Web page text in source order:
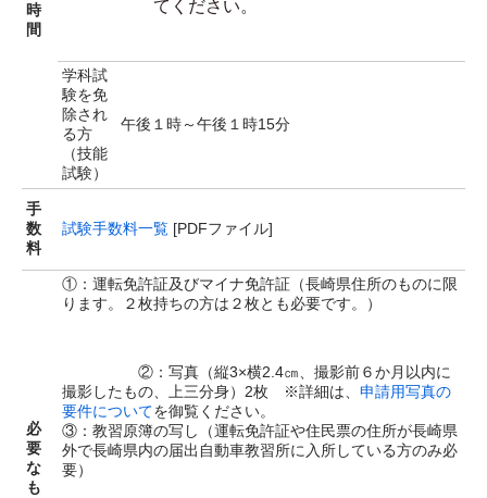
時
間
てください。
学科試
験を免
除され
る方
（技能
試験）
午後１時～午後１時15分
手
数
料
試験手数料一覧 [PDFファイル]
必
要
な
も
①：運転免許証及びマイナ免許証（長崎県住所のものに限
ります。２枚持ちの方は２枚とも必要です。）
②：写真（縦3×横2.4㎝、撮影前６か月以内に
撮影したもの、上三分身）2枚 ※詳細は、 申請用写真の
要件についてを御覧ください。
③：教習原簿の写し（運転免許証や住民票の住所が長崎県
外で長崎県内の届出自動車教習所に入所している方のみ必
要）